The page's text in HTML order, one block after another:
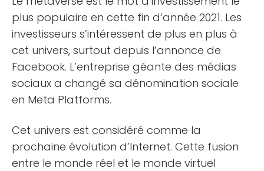
plus populaire en cette fin d’année 2021. Les
investisseurs s’intéressent de plus en plus à
cet univers, surtout depuis l’annonce de
Facebook. L’entreprise géante des médias
sociaux a changé sa dénomination sociale
en Meta Platforms.
Cet univers est considéré comme la
prochaine évolution d’Internet. Cette fusion
entre le monde réel et le monde virtuel